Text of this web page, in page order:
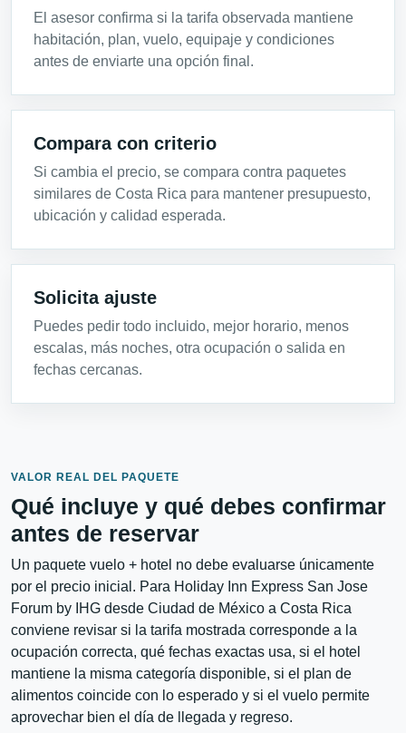
El asesor confirma si la tarifa observada mantiene
habitación, plan, vuelo, equipaje y condiciones
antes de enviarte una opción final.
Compara con criterio
Si cambia el precio, se compara contra paquetes
similares de Costa Rica para mantener presupuesto,
ubicación y calidad esperada.
Solicita ajuste
Puedes pedir todo incluido, mejor horario, menos
escalas, más noches, otra ocupación o salida en
fechas cercanas.
VALOR REAL DEL PAQUETE
Qué incluye y qué debes confirmar
antes de reservar
Un paquete vuelo + hotel no debe evaluarse únicamente
por el precio inicial. Para Holiday Inn Express San Jose
Forum by IHG desde Ciudad de México a Costa Rica
conviene revisar si la tarifa mostrada corresponde a la
ocupación correcta, qué fechas exactas usa, si el hotel
mantiene la misma categoría disponible, si el plan de
alimentos coincide con lo esperado y si el vuelo permite
aprovechar bien el día de llegada y regreso.